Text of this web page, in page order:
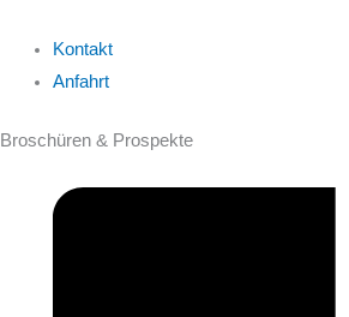
Kontakt
Anfahrt
Broschüren & Prospekte